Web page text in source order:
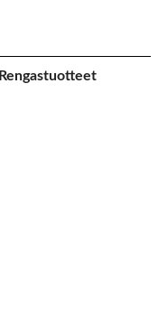
Rengastuotteet